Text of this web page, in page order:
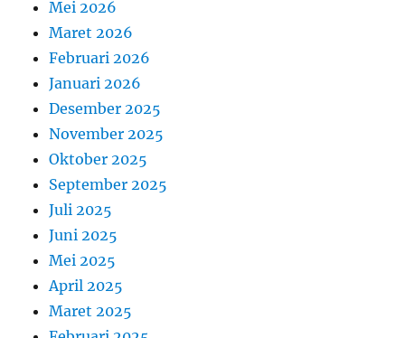
Mei 2026
Maret 2026
Februari 2026
Januari 2026
Desember 2025
November 2025
Oktober 2025
September 2025
Juli 2025
Juni 2025
Mei 2025
April 2025
Maret 2025